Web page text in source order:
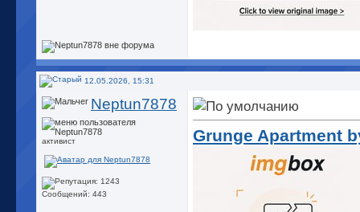
12.05.2026, 15:31
Neptun7878
активист
Сообщений: 443
Grunge Apartment